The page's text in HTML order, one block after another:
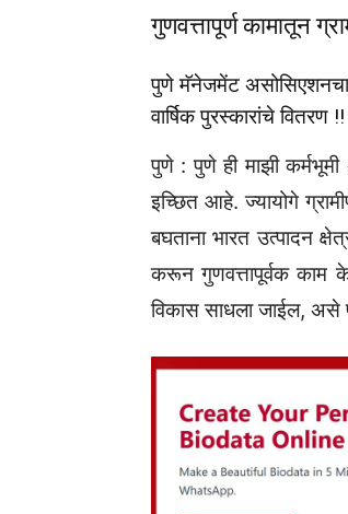
गुणवत्तापूर्ण कामातून
पुणे मॅनेजमेंट असोसिएशनचा
वार्षिक पुरस्कारांचे वितरण !!
पुणे : पुणे ही माझी
इच्छित आहे. ज्यायोगे
बघताना भारत उत्पादन
करून गुणवत्तापूर्वक काम
विकास साधला जाईल, असे